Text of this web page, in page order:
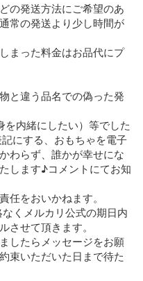
の発送方法にご希望のあ
常の発送より少し時間が
まった料金はお品代にプ
と違う品名での偽った発
内緒にしたい）等でした
にする、おもちゃを電子
わらず、誰かが幸せにな
します♪コメントにてお知
任をおいかねます。
くメルカリ公式の期日内
させて頂きます。
したらメッセージをお願
束いただいた日まで待た